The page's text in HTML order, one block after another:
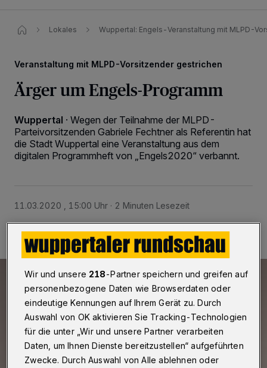
Lokales Wuppertal: Engels-Veranstaltung mit MLPD-
Veranstaltung mit MLPD-Vorsitzender gestrichen
Ärger um Engels-Programm
Wuppertal · Wegen der Teilnahme der MLPD-
Parteivorsitzenden Gabriele Fechtner als Referentin hat
die Stadt Wuppertal eine Veranstaltung aus dem
digitalen Programmheft von „Engels2020“ verbannt.
11.03.2020 , 15:00 Uhr 2 Minuten Lesezeit
Wir und unsere 218-Partner speichern und greifen auf
personenbezogene Daten wie Browserdaten oder
eindeutige Kennungen auf Ihrem Gerät zu. Durch
Auswahl von OK aktivieren Sie Tracking-Technologien
für die unter „Wir und unsere Partner verarbeiten
Daten, um Ihnen Dienste bereitzustellen“ aufgeführten
Zwecke. Durch Auswahl von Alle ablehnen oder